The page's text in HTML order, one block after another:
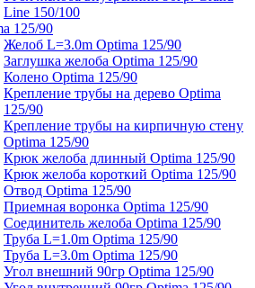
Line 150/100
125/90
Желоб L=3.0m Optima 125/90
Заглушка желоба Optima 125/90
Колено Optima 125/90
Крепление трубы на дерево Optima
125/90
Крепление трубы на кирпичную стену
Optima 125/90
Крюк желоба длинный Optima 125/90
Крюк желоба короткий Optima 125/90
Отвод Optima 125/90
Приемная воронка Optima 125/90
Соединитель желоба Optima 125/90
Труба L=1.0m Optima 125/90
Труба L=3.0m Optima 125/90
Угол внешний 90гр Optima 125/90